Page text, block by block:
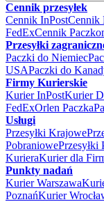
Cennik przesyłek
Cennik InPostCennik
FedExCennik
Przesyłki
Paczki do Niemiec
USAPaczki do
Firmy Kurierskie
Kurier InPostKurier
FedExOrlen Paczka
Usługi
Przesyłki Krajowe
PobraniowePrzesyłki
KurieraKurier dla
Punkty nadań
Kurier Warszawa
PoznańKurier